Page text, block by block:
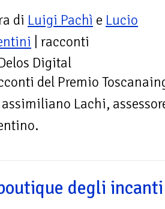
di Luigi Pachì e Lucio
| racconti
Digital
del Premio
Lachi,
degli incanti